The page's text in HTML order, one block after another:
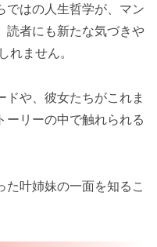
ではの人生哲学が、マン
読者にも新たな気づきや
ません。
ドや、彼女たちがこれま
ーリーの中で触れられる
た叶姉妹の一面を知るこ